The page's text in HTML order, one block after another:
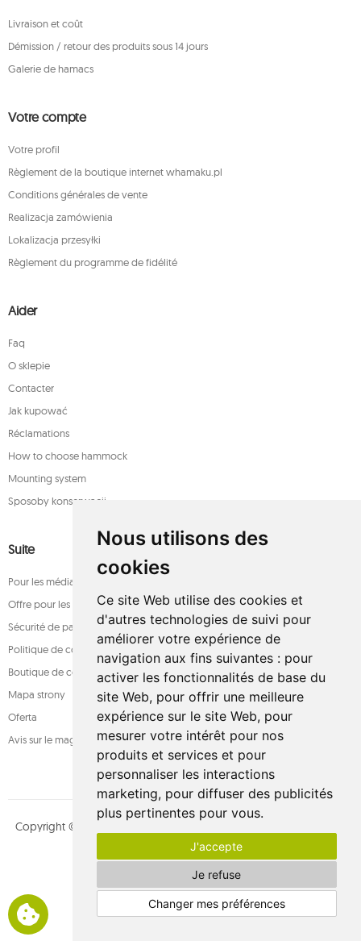
Nous utilisons des
cookies
Ce site Web utilise des cookies et
d'autres technologies de suivi pour
améliorer votre expérience de
navigation aux fins suivantes : pour
activer les fonctionnalités de base du
site Web, pour offrir une meilleure
expérience sur le site Web, pour
mesurer votre intérêt pour nos
produits et services et pour
personnaliser les interactions
marketing, pour diffuser des publicités
plus pertinentes pour vous.
J'accepte
Je refuse
Changer mes préférences
Livraison et coût
Démission / retour des produits sous 14 jours
Galerie de hamacs
Votre compte
Votre profil
Règlement de la boutique internet whamaku.pl
Conditions générales de vente
Realizacja zamówienia
Lokalizacja przesyłki
Règlement du programme de fidélité
Aider
Faq
O sklepie
Contacter
Jak kupować
Réclamations
How to choose hammock
Mounting system
Sposoby konserwacji
Suite
Pour les médias
Offre pour les entreprises
Sécurité de paiement
Politique de confidentialité
Boutique de confiance
Mapa strony
Oferta
Avis sur le magasin
Copyright © whamaku.pl. Tous les droits sont réservés. Conçu par
MOUTON interactive